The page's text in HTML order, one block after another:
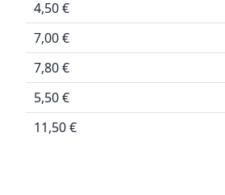
4,50 €
7,00 €
7,80 €
5,50 €
11,50 €